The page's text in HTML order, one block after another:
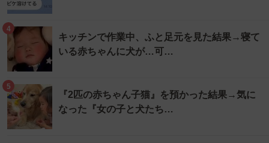
4
キッチンで作業中、ふと足元を見た結果→寝て
いる赤ちゃんに犬が…可…
5
『2匹の赤ちゃん子猫』を預かった結果→気に
なった『女の子と犬たち…